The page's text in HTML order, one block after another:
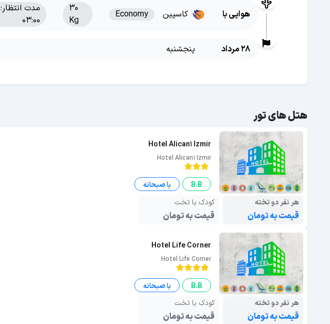
هوایی با کاسپین Economy
30
Kg
مدت انتظار:
03:00
28 مرداد پنجشنبه
هتل های تور
Hotel Alican1 Izmir
Hotel Alican1 Izmir
B.B
با صبحانه
هر نفر دو تخته
قیمت به تومان
کودک با تخت
قیمت به تومان
Hotel Life Corner
Hotel Life Corner
B.B
با صبحانه
هر نفر دو تخته
قیمت به تومان
کودک با تخت
قیمت به تومان